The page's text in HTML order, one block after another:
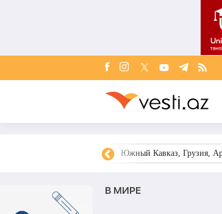
Южный Кавказ, Грузия,
В МИРЕ